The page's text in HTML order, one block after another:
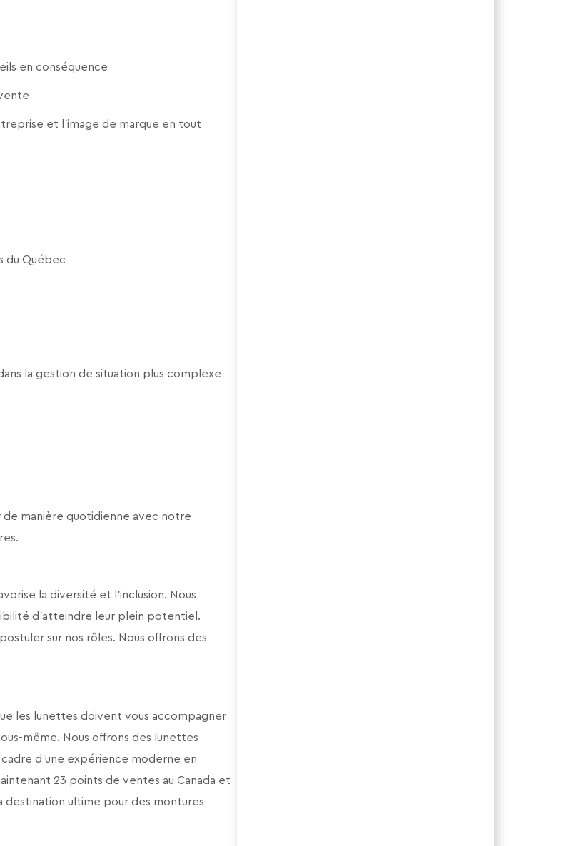
en conséquence
et l’image de marque en tout
du Québec
la gestion de situation plus complexe
de manière quotidienne avec notre
la diversité et l’inclusion. Nous
d’atteindre leur plein potentiel.
sur nos rôles. Nous offrons des
les lunettes doivent vous accompagner
même. Nous offrons des lunettes
d’une expérience moderne en
23 points de ventes au Canada et
destination ultime pour des montures